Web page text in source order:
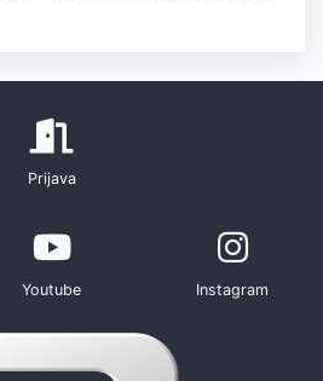
Prijava
Youtube Instagram